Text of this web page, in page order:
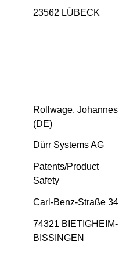
23562 LÜBECK
Rollwage, Johannes
(DE)
Dürr Systems AG
Patents/Product
Safety
Carl-Benz-Straße 34
74321 BIETIGHEIM-
BISSINGEN